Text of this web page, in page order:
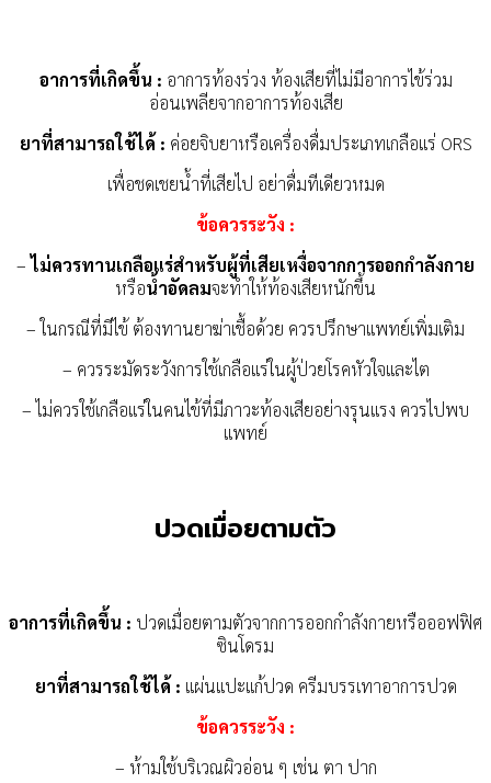
อาการที่เกิดขึ้น : อาการท้องร่วง ท้องเสียที่ไม่มีอาการไข้ร่วม
อ่อนเพลียจากอาการท้องเสีย
ยาที่สามารถใช้ได้ : ค่อยจิบยาหรือเครื่องดื่มประเภทเกลือแร่ ORS
เพื่อชดเชยน้ำที่เสียไป อย่าดื่มทีเดียวหมด
ข้อควรระวัง :
–ไม่ควรทานเกลือแร่สำหรับผู้ที่เสียเหงื่อจากการออกกำลังกาย
หรือน้ำอัดลมจะทำให้ท้องเสียหนักขึ้น
– ในกรณีที่มีไข้ ต้องทานยาฆ่าเชื้อด้วย ควรปรึกษาแพทย์เพิ่มเติม
– ควรระมัดระวังการใช้เกลือแร่ในผู้ป่วยโรคหัวใจและไต
– ไม่ควรใช้เกลือแร่ในคนไข้ที่มีภาวะท้องเสียอย่างรุนแรง ควรไปพบ
แพทย์
ปวดเมื่อยตามตัว
อาการที่เกิดขึ้น : ปวดเมื่อยตามตัวจากการออกกำลังกายหรือออฟฟิศ
ซินโดรม
ยาที่สามารถใช้ได้ : แผ่นแปะแก้ปวด ครีมบรรเทาอาการปวด
ข้อควรระวัง :
– ห้ามใช้บริเวณผิวอ่อน ๆ เช่น ตา ปาก